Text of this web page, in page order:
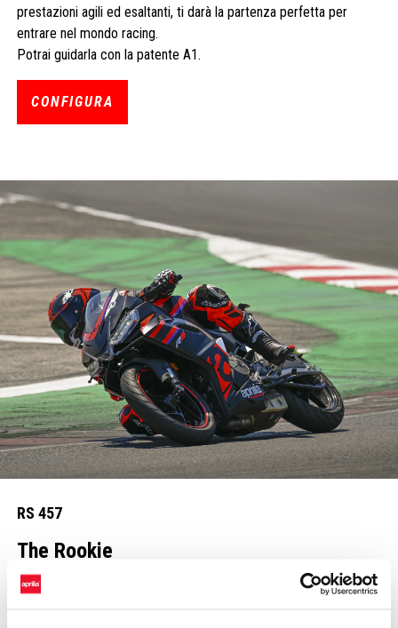
prestazioni agili ed esaltanti, ti darà la partenza perfetta per
entrare nel mondo racing.
Potrai guidarla con la patente A1.
CONFIGURA
RS 457
The Rookie
Welcome to the racing squad